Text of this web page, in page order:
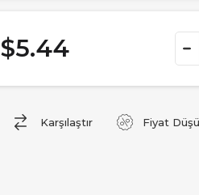
$5.44
Karşılaştır Fiyat